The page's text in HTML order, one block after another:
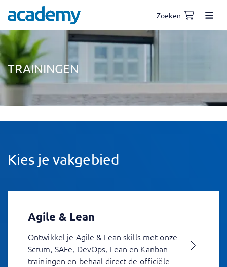
Zoeken
TRAININGEN
Kies je vakgebied
Agile & Lean
Ontwikkel je Agile & Lean skills met onze
Scrum, SAFe, DevOps, Lean en Kanban
trainingen en behaal direct de officiële